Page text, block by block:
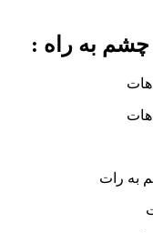
چشم به راه :
هات
به رات